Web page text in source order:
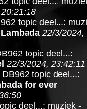
topic deel...:
22/3/2024,
topic deel...:
22/3/2024, 23:42:11
topic deel...:
for ever
deel...: muziek -